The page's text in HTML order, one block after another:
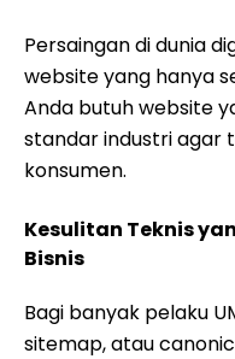
Persaingan di dunia
website yang hanya
Anda butuh website
standar industri agar
konsumen.
Kesulitan Teknis
Bisnis
Bagi banyak pelaku
sitemap, atau